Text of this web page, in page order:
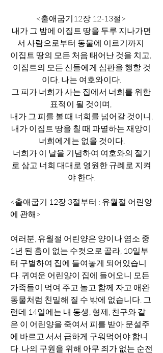
<출애굽기12장 12-13절>
내가 그 밤에 이집트 땅을 두루 지나가면
서 사람으로부터 동물에 이르기까지
이집트 땅의 모든 처음 태어난 것을 치고,
이집트의 모든 신들에게 심판을 행할 것
이다. 나는 여호와이다.
그 피가 너희가 사는 집에서 너희를 위한
표적이 될 것이며,
내가 이집트 땅을 칠 때 파멸하는 재앙이
너희에게는 없을 것이다.
너희가 이 날을 기념하여 여호와의 절기
로 삼고 너희 대대로 영원한 규례로 지켜
야 한다.
<출애굽기 12장 3절부터 : 유월절 어린양
에 관해>
여러분, 유월절 어린양은 양이나 염소 중
1년 된 흠이 없는 수컷으로 골라, 10일부
터 구별하여 집에 들여놓게 되어있습니
다. 귀여운 어린양이 집에 들어오니 모든
가족들이 먹여 주고 놀고 함께 자고 애완
동물처럼 친밀해 질 수 밖에 없습니다. 그
런데 14일에는 내 동생, 형제, 친구와 같
은 이 어린양을 죽여서 피를 받아 문설주
에 바르고 서서 급하게 구워먹어야 합니
다. 나의 구원을 위해 아무 죄가 없는 순전